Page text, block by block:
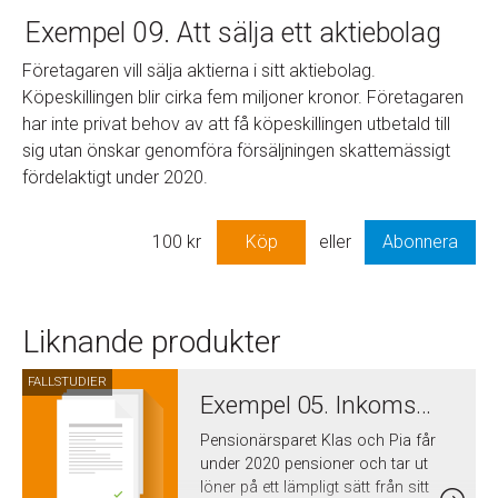
Exempel 09. Att sälja ett aktiebolag
Företagaren vill sälja aktierna i sitt aktiebolag.
Köpeskillingen blir cirka fem miljoner kronor. Företagaren
har inte privat behov av att få köpeskillingen utbetald till
sig utan önskar genomföra försäljningen skattemässigt
fördelaktigt under 2020.
100 kr Köp eller Abonnera
Liknande produkter
FALLSTUDIER
Exempel 05. Inkomster 2020 för ett pensionärspar som får pensioner och löner
Pensionärsparet Klas och Pia får
under 2020 pensioner och tar ut
löner på ett lämpligt sätt från sitt